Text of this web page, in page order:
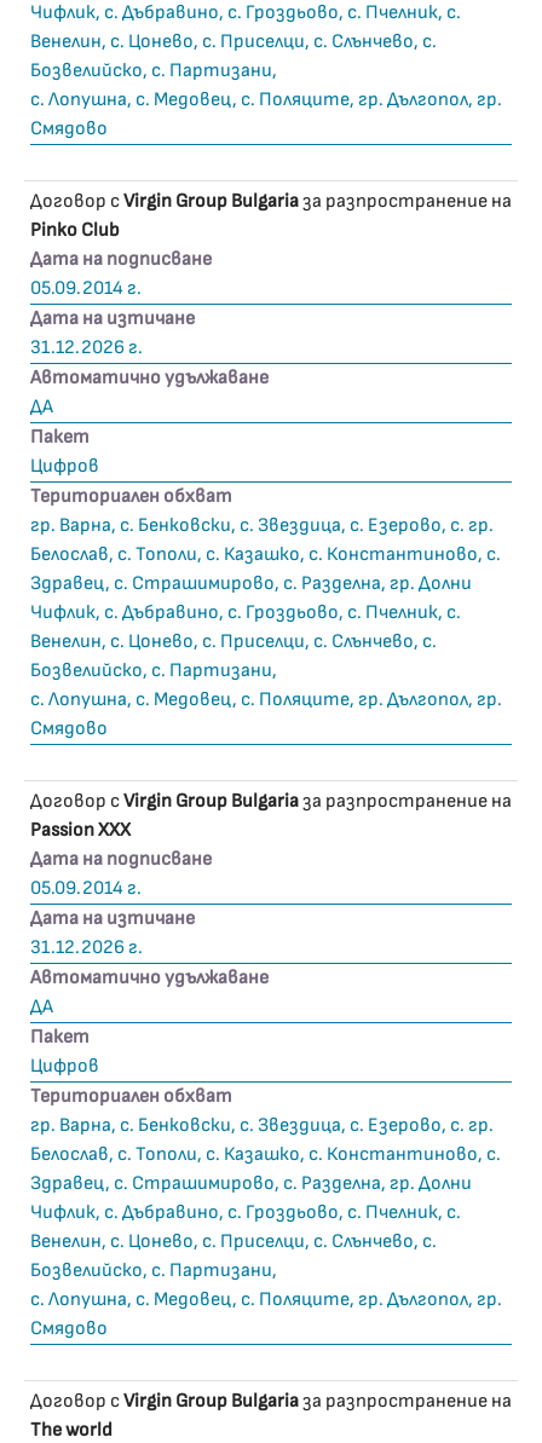
Чифлик, с. Дъбравино, с. Гроздьово, с. Пчелник, с.
Венелин, с. Цонево, с. Приселци, с. Слънчево, с.
Бозвелийско, с. Партизани,
с. Лопушна, с. Медовец, с. Поляците, гр. Дългопол, гр.
Смядово
Договор сVirgin Group Bulgariaза разпространение на
Pinko Club
Дата на подписване
05.09.2014 г.
Дата на изтичане
31.12.2026 г.
Автоматично удължаване
ДА
Пакет
Цифров
Териториален обхват
гр. Варна, с. Бенковски, с. Звездица, с. Езерово, с. гр.
Белослав, с. Тополи, с. Казашко, с. Константиново, с.
Здравец, с. Страшимирово, с. Разделна, гр. Долни
Чифлик, с. Дъбравино, с. Гроздьово, с. Пчелник, с.
Венелин, с. Цонево, с. Приселци, с. Слънчево, с.
Бозвелийско, с. Партизани,
с. Лопушна, с. Медовец, с. Поляците, гр. Дългопол, гр.
Смядово
Договор сVirgin Group Bulgariaза разпространение на
Passion XXX
Дата на подписване
05.09.2014 г.
Дата на изтичане
31.12.2026 г.
Автоматично удължаване
ДА
Пакет
Цифров
Териториален обхват
гр. Варна, с. Бенковски, с. Звездица, с. Езерово, с. гр.
Белослав, с. Тополи, с. Казашко, с. Константиново, с.
Здравец, с. Страшимирово, с. Разделна, гр. Долни
Чифлик, с. Дъбравино, с. Гроздьово, с. Пчелник, с.
Венелин, с. Цонево, с. Приселци, с. Слънчево, с.
Бозвелийско, с. Партизани,
с. Лопушна, с. Медовец, с. Поляците, гр. Дългопол, гр.
Смядово
Договор сVirgin Group Bulgariaза разпространение на
The world